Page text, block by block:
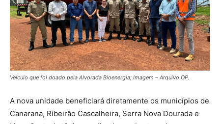
Veículo que foi doado pela Alvorada Bioenergia; Imagem – Arquivo OP.
A nova unidade beneficiará diretamente os municípios de
Canarana, Ribeirão Cascalheira, Serra Nova Dourada e